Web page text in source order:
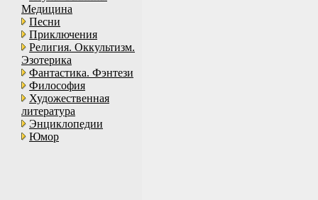
Медицина
Песни
Приключения
Религия. Оккультизм.
Эзотерика
Фантастика. Фэнтези
Философия
Художественная
литература
Энциклопедии
Юмор